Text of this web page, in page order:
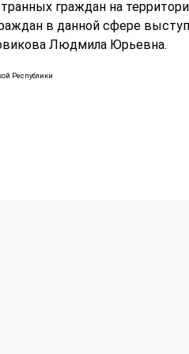
граждан на
в данной сфере
Людмила Юрьевна.
Республики